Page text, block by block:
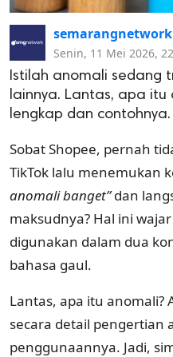
Senin, 11 Mei 2026,
Istilah anomali sedang
lainnya. Lantas, apa itu
lengkap dan contohnya.
Sobat Shopee, pernah
TikTok lalu menemukan
anomali banget”dan
maksudnya? Hal ini
digunakan dalam dua
bahasa gaul.
Lantas, apa itu anomali?
secara detail pengertian
penggunaannya. Jadi,